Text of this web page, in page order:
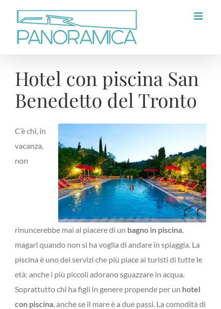
contenuto
Hotel con piscina San
Benedetto del Tronto
C’è chi, in
vacanza,
non
rinuncerebbe mai al piacere di un bagno in piscina,
magari quando non si ha voglia di andare in spiaggia. La
piscina è uno dei servizi che più piace ai turisti di tutte le
età: anche i più piccoli adorano sguazzare in acqua.
Soprattutto chi ha figli in genere propende per un hotel
con piscina, anche se il mare è a due passi. La comodità di